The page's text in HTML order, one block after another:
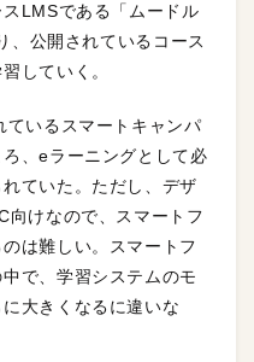
LMSである「ムードル
、公開されているコース
していく。
ているスマートキャンパ
、eラーニングとして必
ていた。ただし、デザ
向けなので、スマートフ
は難しい。スマートフ
で、学習システムのモ
大きくなるに違いな